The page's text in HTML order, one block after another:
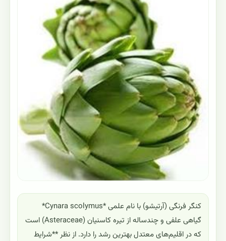
کنگر فرنگی (آرتیشو) با نام علمی *Cynara scolymus*
گیاهی علفی و چندساله از تیره کاسنیان (Asteraceae) است
که در اقلیم‌های معتدل بهترین رشد را دارد. از نظر **شرایط